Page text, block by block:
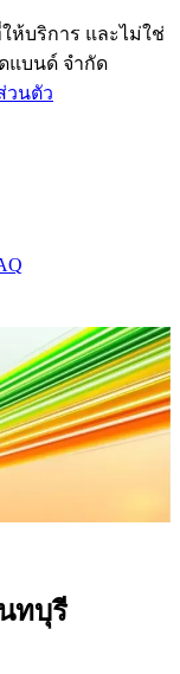
ห้บริการ และไม่ใช่
แบนด์ จำกัด
วนตัว
ทบุรี